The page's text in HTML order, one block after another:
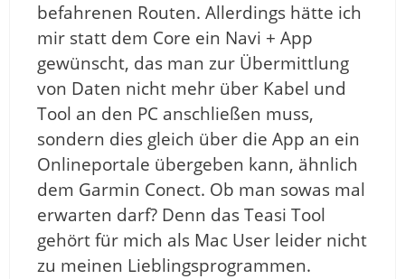
befahrenen Routen. Allerdings hätte ich
mir statt dem Core ein Navi + App
gewünscht, das man zur Übermittlung
von Daten nicht mehr über Kabel und
Tool an den PC anschließen muss,
sondern dies gleich über die App an ein
Onlineportale übergeben kann, ähnlich
dem Garmin Conect. Ob man sowas mal
erwarten darf? Denn das Teasi Tool
gehört für mich als Mac User leider nicht
zu meinen Lieblingsprogrammen.